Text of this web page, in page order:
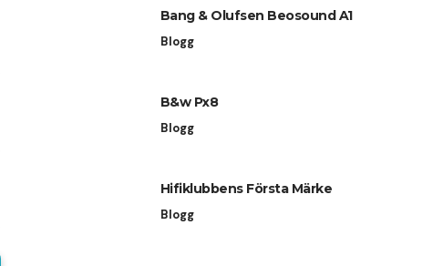
Bang & Olufsen Beosound A1
Blogg
B&w Px8
Blogg
Hifiklubbens Första Märke
Blogg